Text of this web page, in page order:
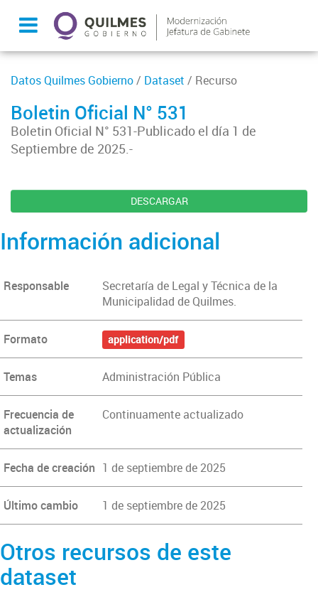
Datos Quilmes Gobierno/ Dataset / Recurso
Boletin Oficial N° 531
Boletin Oficial N° 531-Publicado el día 1 de
Septiembre de 2025.-
DESCARGAR
Información adicional
Responsable
Secretaría de Legal y Técnica de la
Municipalidad de Quilmes.
Formato application/pdf
Temas Administración Pública
Frecuencia de
actualización
Continuamente actualizado
Fecha de creación 1 de septiembre de 2025
Último cambio 1 de septiembre de 2025
Otros recursos de este
dataset